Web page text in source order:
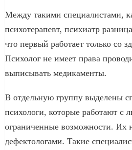
Между такими специалистами,
психотерапевт, психиатр
что первый работает только со
Психолог не имеет права
выписывать медикаменты.
В отдельную группу выделены
психологи, которые работают
ограниченные возможности. Их
дефектологами. Такие